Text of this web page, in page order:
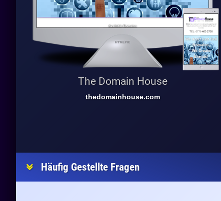
The Domain House
thedomainhouse.com
Häufig Gestellte Fragen